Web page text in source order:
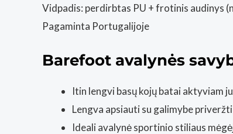
Vidpadis: perdirbtas PU + frotinis audinys
Pagaminta Portugalijoje
Barefoot avalynės
Itin lengvi basų kojų batai aktyviam
Lengva apsiauti su galimybe
Ideali avalynė sportinio stiliaus